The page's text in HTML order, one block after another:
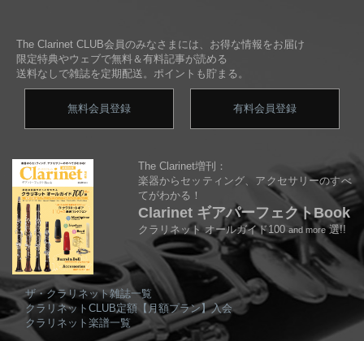
The Clarinet CLUB会員のみなさまには、お得な情報をお届け
限定特典やウェブで無料＆有料記事が読める
送料なしで雑誌を定期配送。ポイントも貯まる。
無料会員登録 有料会員登録
The Clarinet増刊：
楽器からセッティング、アクセサリーのすべ
てがわかる！
Clarinet ギアパーフェクトBook
クラリネット オールガイド100and more選!!
ザ・クラリネット雑誌一覧
クラリネットCLUB定額【月額プラン】入会
クラリネット楽譜一覧